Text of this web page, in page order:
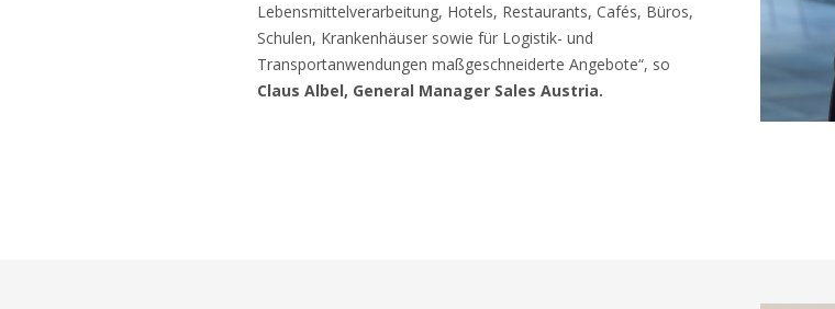
Lebensmittelverarbeitung, Hotels, Restaurants, Cafés, Büros,
Schulen, Krankenhäuser sowie für Logistik- und
Transportanwendungen maßgeschneiderte Angebote“, so
Claus Albel, General Manager Sales Austria.